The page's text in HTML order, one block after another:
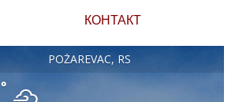
КОНТАКТ
POŽAREVAC, RS
°